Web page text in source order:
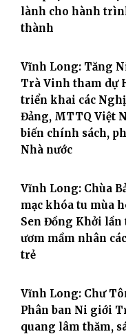
lành cho hành
thành
Vĩnh Long: Tăng
Trà Vinh tham dự
triển khai các Nghị
Đảng, MTTQ Việt
biến chính sách,
Nhà nước
Vĩnh Long: Chùa
mạc khóa tu mùa
Sen Đồng Khởi
ươm mầm nhân
trẻ
Vĩnh Long: Chư
Phân ban Ni giới
quang lâm thăm,